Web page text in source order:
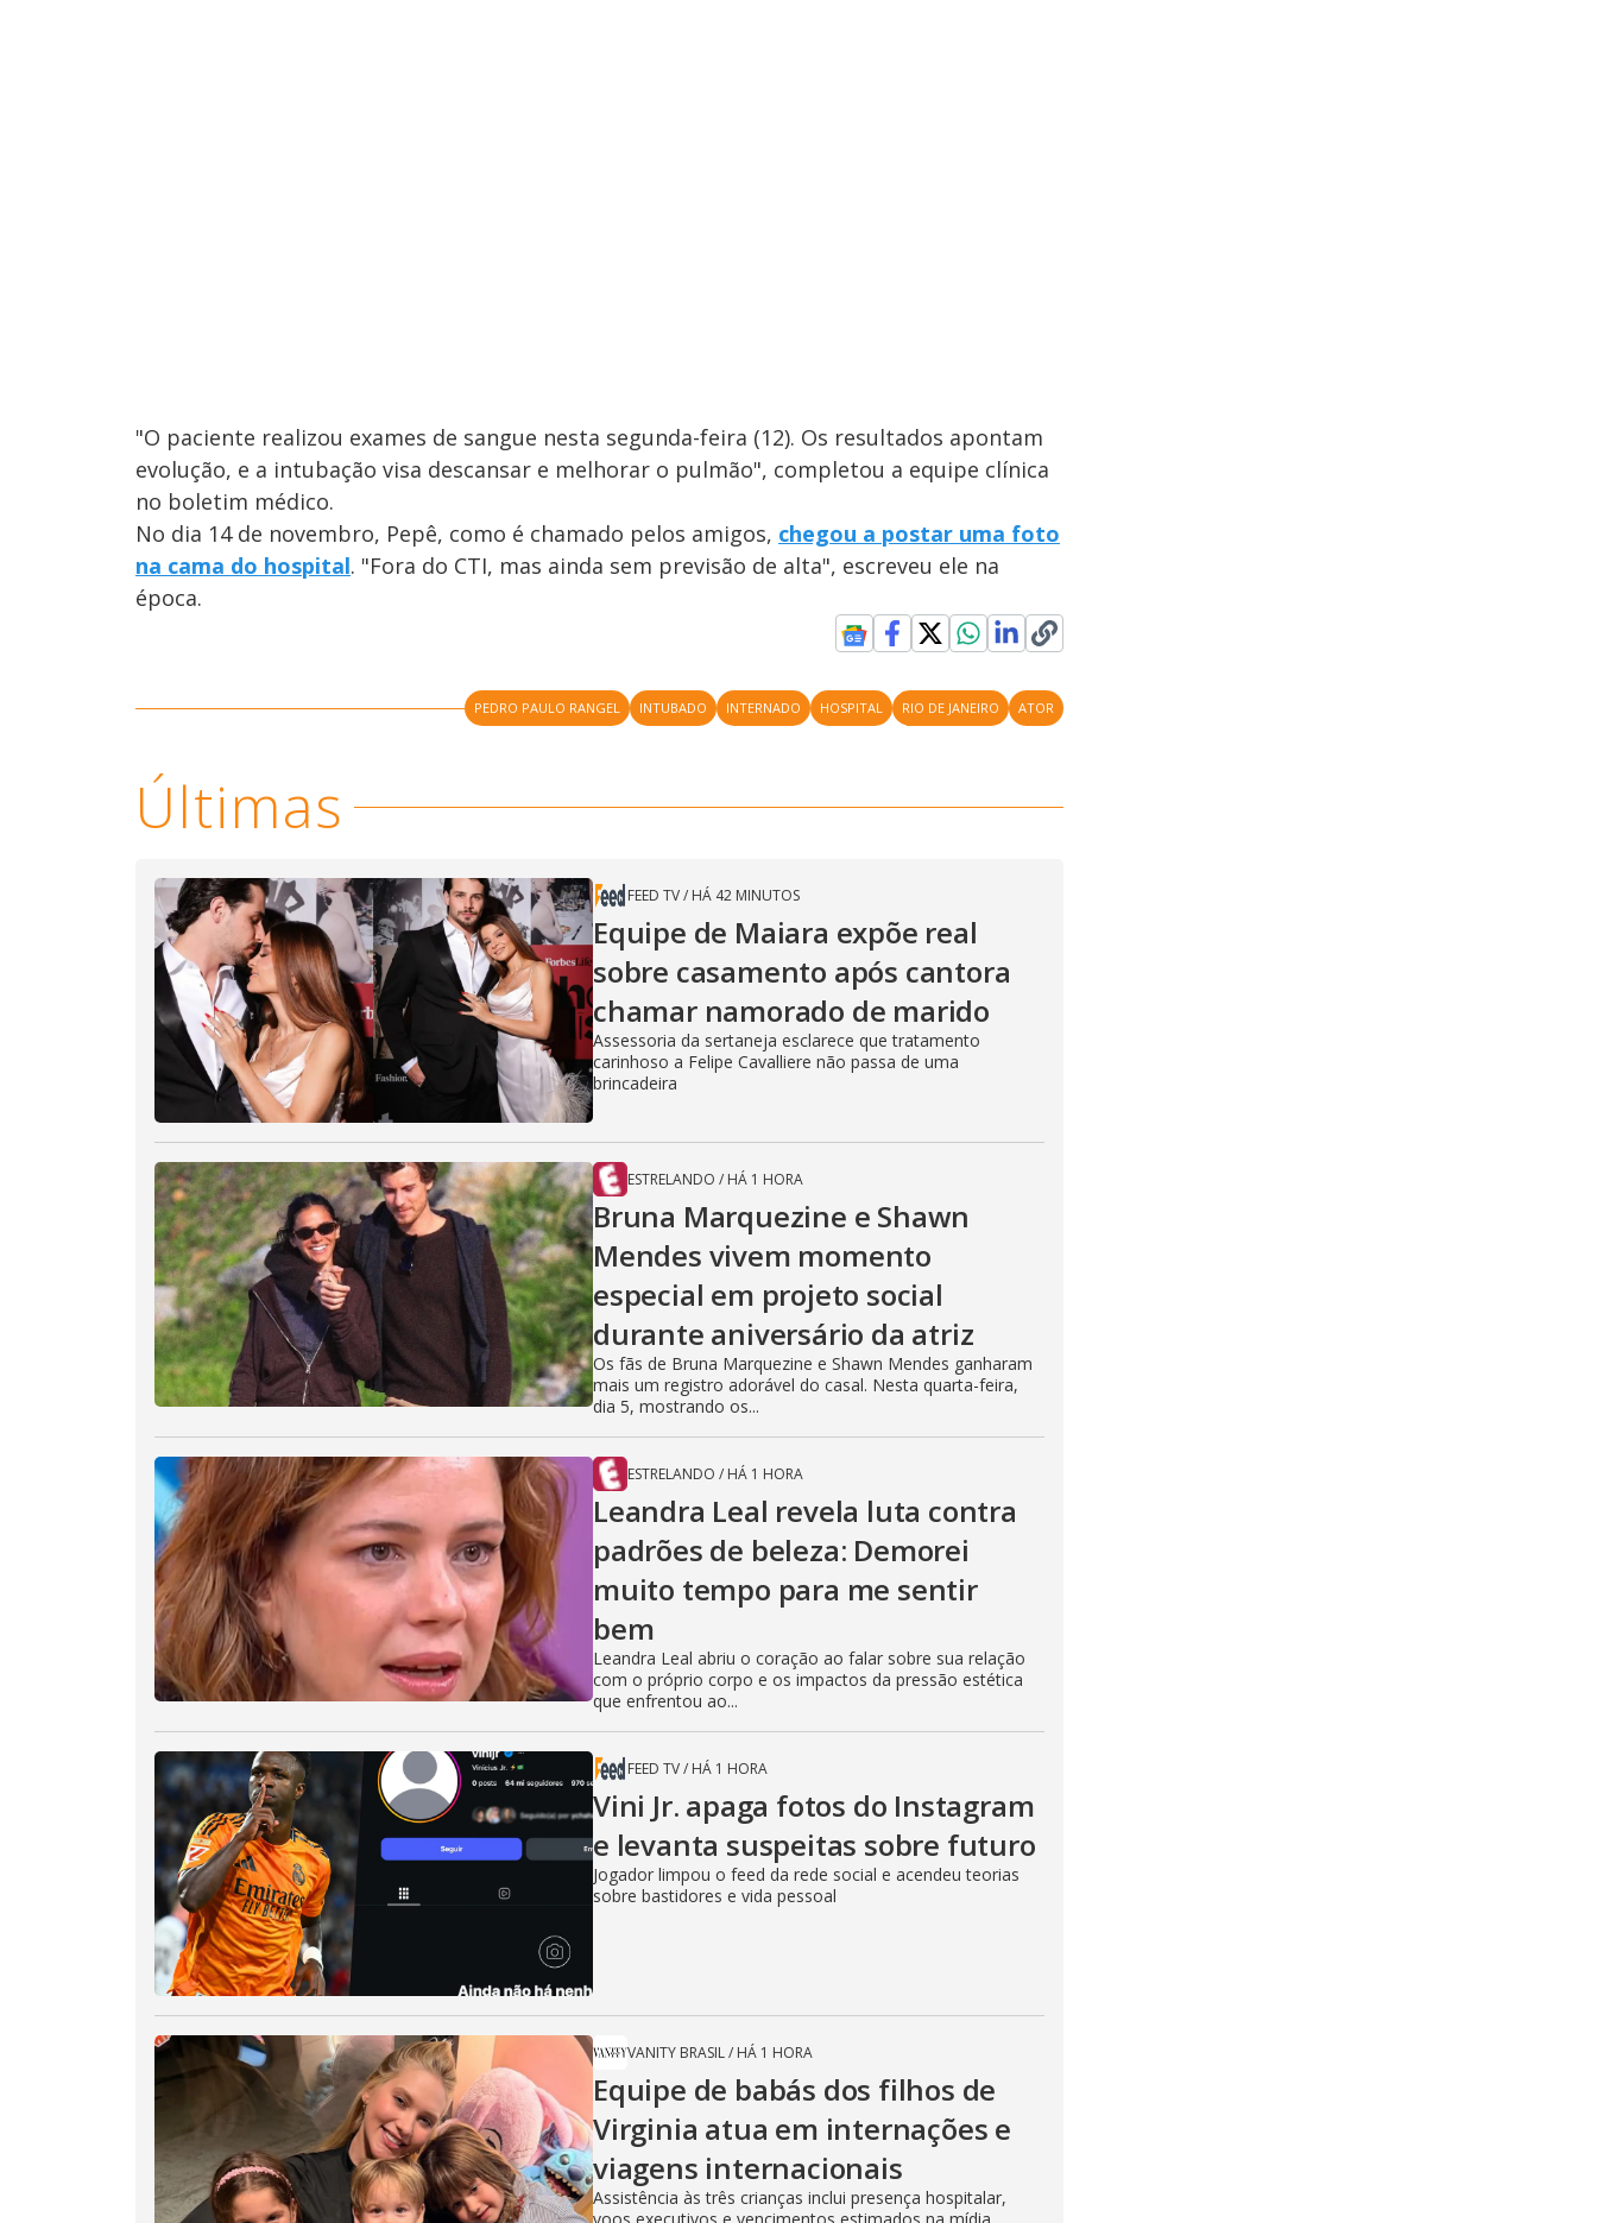
"O paciente realizou exames de sangue nesta segunda-feira (12). Os resultados apontam
evolução, e a intubação visa descansar e melhorar o pulmão", completou a equipe clínica
no boletim médico.
No dia 14 de novembro, Pepê, como é chamado pelos amigos, chegou a postar uma foto
na cama do hospital. "Fora do CTI, mas ainda sem previsão de alta", escreveu ele na
época.
PEDRO PAULO RANGEL INTUBADO INTERNADO HOSPITAL RIO DE JANEIRO ATOR
Últimas
FEED TV/ HÁ 42 MINUTOS
Equipe de Maiara expõe real
sobre casamento após cantora
chamar namorado de marido
Assessoria da sertaneja esclarece que tratamento
carinhoso a Felipe Cavalliere não passa de uma
brincadeira
ESTRELANDO / HÁ 1 HORA
Bruna Marquezine e Shawn
Mendes vivem momento
especial em projeto social
durante aniversário da atriz
Os fãs de Bruna Marquezine e Shawn Mendes ganharam
mais um registro adorável do casal. Nesta quarta-feira,
dia 5, mostrando os...
ESTRELANDO / HÁ 1 HORA
Leandra Leal revela luta contra
padrões de beleza: Demorei
muito tempo para me sentir
bem
Leandra Leal abriu o coração ao falar sobre sua relação
com o próprio corpo e os impactos da pressão estética
que enfrentou ao...
FEED TV/ HÁ 1 HORA
Vini Jr. apaga fotos do Instagram
e levanta suspeitas sobre futuro
Jogador limpou o feed da rede social e acendeu teorias
sobre bastidores e vida pessoal
VANITY BRASIL/ HÁ 1 HORA
Equipe de babás dos filhos de
Virginia atua em internações e
viagens internacionais
Assistência às três crianças inclui presença hospitalar,